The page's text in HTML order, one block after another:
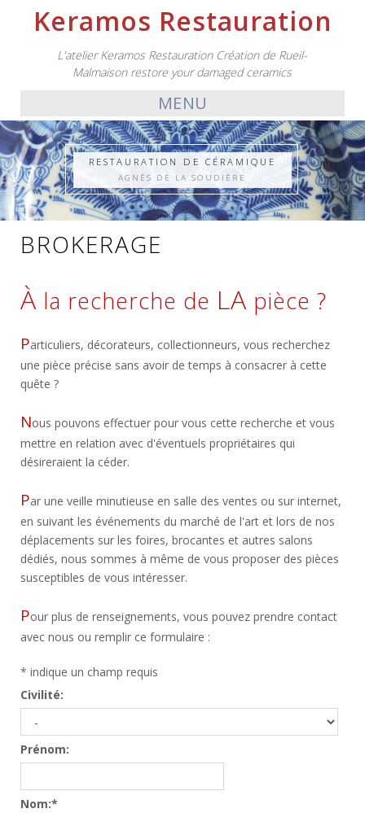
Keramos Restauration
L'atelier Keramos Restauration Création de Rueil-
Malmaison restore your damaged ceramics
MENU
RESTAURATION DE CÉRAMIQUE
AGNÈS DE LA SOUDIÈRE
BROKERAGE
À la recherche de LA pièce ?
Particuliers, décorateurs, collectionneurs, vous recherchez
une pièce précise sans avoir de temps à consacrer à cette
quête ?
Nous pouvons effectuer pour vous cette recherche et vous
mettre en relation avec d'éventuels propriétaires qui
désireraient la céder.
Par une veille minutieuse en salle des ventes ou sur internet,
en suivant les événements du marché de l'art et lors de nos
déplacements sur les foires, brocantes et autres salons
dédiés, nous sommes à même de vous proposer des pièces
susceptibles de vous intéresser.
Pour plus de renseignements, vous pouvez prendre contact
avec nous ou remplir ce formulaire :
* indique un champ requis
Civilité:
Prénom:
Nom:*